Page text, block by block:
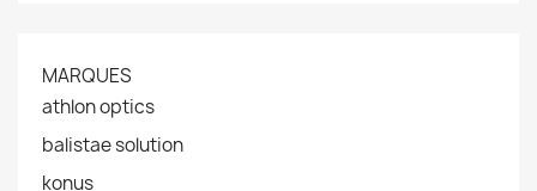
MARQUES
athlon optics
balistae solution
konus